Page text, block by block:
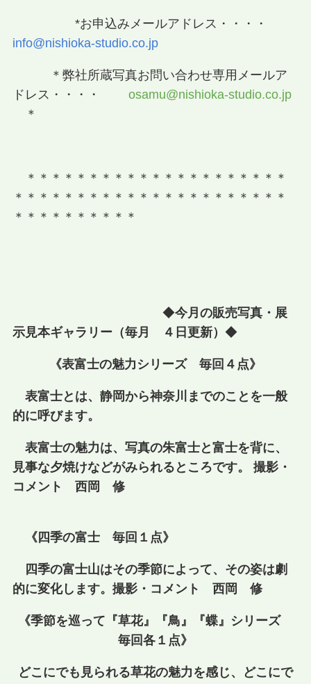
*お申込みメールアドレス・・・・
info@nishioka-studio.co.jp
＊弊社所蔵写真お問い合わせ専用メールア
ドレス・・・・
osamu@nishioka-studio.co.jp
＊
＊＊＊＊＊＊＊＊＊＊＊＊＊＊＊＊＊＊＊＊＊
＊＊＊＊＊＊＊＊＊＊＊＊＊＊＊＊＊＊＊＊＊＊
＊＊＊＊＊＊＊＊＊＊
◆今月の販売写真・展
示見本ギャラリー（毎月 ４日更新） ◆
《表富士の魅力シリーズ 毎回４点》
表富士とは、静岡から神奈川までのことを一般
的に呼びます。
表富士の魅力は、写真の朱富士と富士を背に、
見事な夕焼けなどがみられるところです。 撮影・
コメント 西岡 修
《四季の富士 毎回１点》
四季の富士山はその季節によって、その姿は劇
的に変化します。撮影・コメント 西岡 修
《季節を巡って『草花』『鳥』『蝶』シリーズ
毎回各１点》
どこにでも見られる草花の魅力を感じ、どこにで